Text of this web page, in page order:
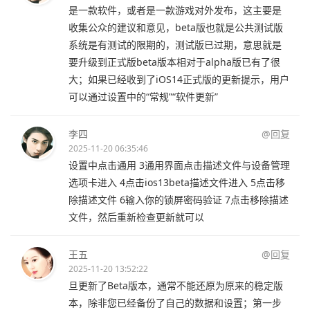
是一款软件，或者是一款游戏对外发布，这主要是
收集公众的建议和意见，beta版也就是公共测试版
系统是有测试的限期的，测试版已过期，意思就是
要升级到正式版beta版本相对于alpha版已有了很
大；如果已经收到了iOS14正式版的更新提示，用户
可以通过设置中的“常规”“软件更新”
李四 @回复
2025-11-20 06:35:46
设置中点击通用 3通用界面点击描述文件与设备管理
选项卡进入 4点击ios13beta描述文件进入 5点击移
除描述文件 6输入你的锁屏密码验证 7点击移除描述
文件，然后重新检查更新就可以
王五 @回复
2025-11-20 13:52:22
旦更新了Beta版本，通常不能还原为原来的稳定版
本，除非您已经备份了自己的数据和设置；第一步